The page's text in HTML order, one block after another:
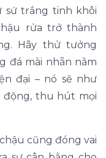
sứ trắng tinh khôi
rửa trở thành
Hãy thử tưởng
đá mài nhẵn nằm
đại – nó sẽ như
động, thu hút mọi
cũng đóng vai